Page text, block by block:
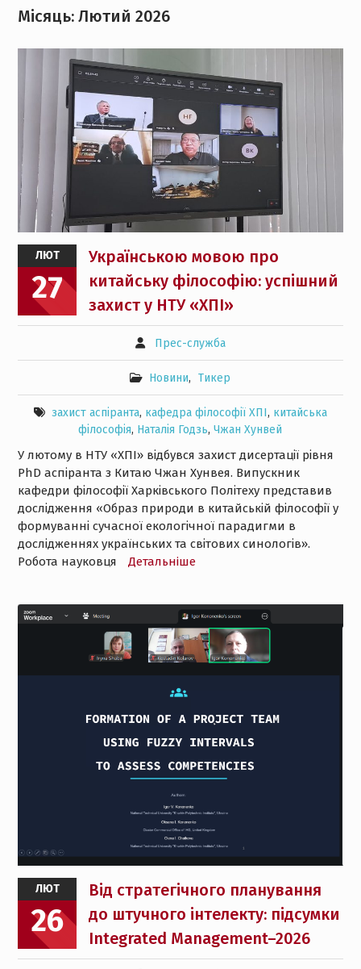
Місяць: Лютий 2026
ЛЮТ
27
Українською мовою про
китайську філософію: успішний
захист у НТУ «ХПІ»
Прес-служба
Новини, Тикер
захист аспіранта, кафедра філософії ХПІ, китайська
філософія, Наталія Годзь,Чжан Хунвей
У лютому в НТУ «ХПІ» відбувся захист дисертації рівня
PhD аспіранта з Китаю Чжан Хунвея. Випускник
кафедри філософії Харківського Політеху представив
дослідження «Образ природи в китайській філософії у
формуванні сучасної екологічної парадигми в
дослідженнях українських та світових синологів».
Робота науковця
Детальнiше
ЛЮТ
26
Від стратегічного планування
до штучного інтелекту: підсумки
Integrated Management–2026